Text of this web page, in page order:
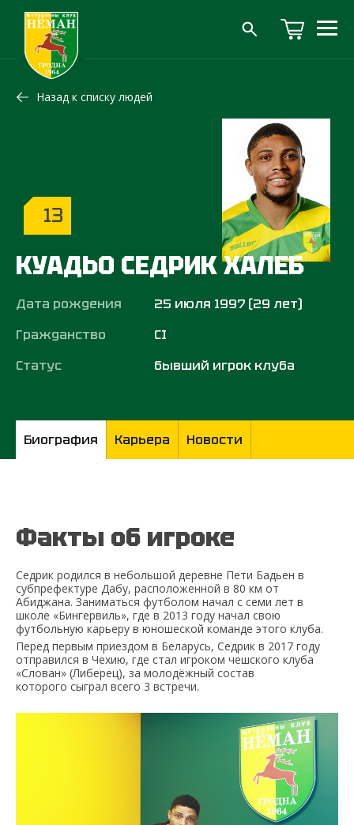
Назад к списку людей
13
КУАДЬО СЕДРИК ХАЛЕБ
Дата рождения
25 июля 1997 (29 лет)
Гражданство
CI
Статус
бывший игрок клуба
Биография Карьера Новости
Факты об игроке
Седрик родился в небольшой деревне Пети Бадьен в
субпрефектуре Дабу, расположенной в 80 км от
Абиджана. Заниматься футболом начал с семи лет в
школе «Бингервиль», где в 2013 году начал свою
футбольную карьеру в юношеской команде этого клуба.
Перед первым приездом в Беларусь, Седрик в 2017 году
отправился в Чехию, где стал игроком чешского клуба
«Слован» (Либерец), за молодёжный состав
которого сыграл всего 3 встречи.